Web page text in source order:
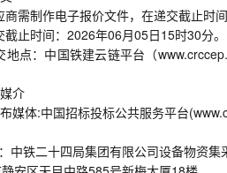
需制作电子报价文件，在递交截止时
止时间：2026年06月05日15时30分。
地点：中国铁建云链平台（
介
媒体:中国招标投标公共服务平台
中铁二十四局集团有限公司设备物资集